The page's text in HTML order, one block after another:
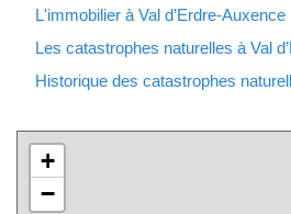
L'immobilier à Val d’Erdre-Auxence
Les catastrophes naturelles à Val
Historique des catastrophes
+
−